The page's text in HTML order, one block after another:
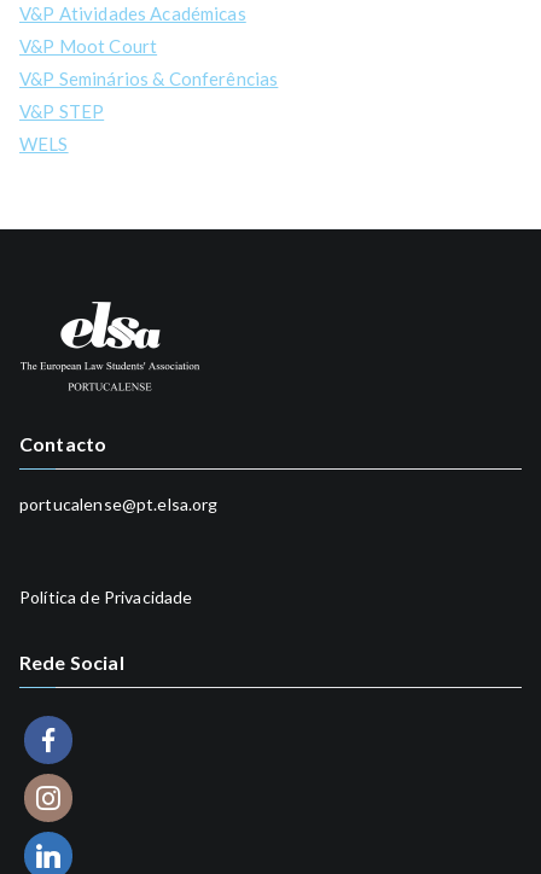
V&P Atividades Académicas
V&P Moot Court
V&P Seminários & Conferências
V&P STEP
WELS
Contacto
portucalense@pt.elsa.org
Política de Privacidade
Rede Social